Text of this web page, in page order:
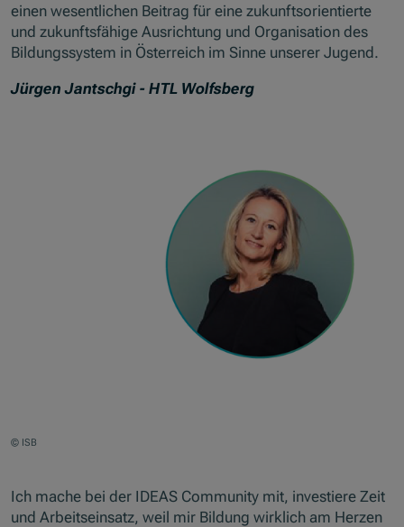
einen wesentlichen Beitrag für eine zukunftsorientierte
und zukunftsfähige Ausrichtung und Organisation des
Bildungssystem in Österreich im Sinne unserer Jugend.
Jürgen Jantschgi - HTL Wolfsberg
© ISB
Ich mache bei der IDEAS Community mit, investiere Zeit
und Arbeitseinsatz, weil mir Bildung wirklich am Herzen